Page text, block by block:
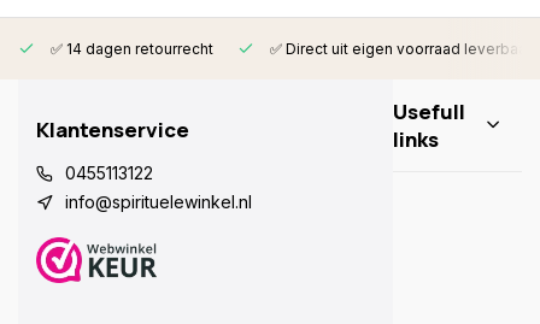
✅ 14 dagen retourrecht ✅ Direct uit eigen voorraad leverbaar
Klantenservice
0455113122
info@spirituelewinkel.nl
Usefull
links